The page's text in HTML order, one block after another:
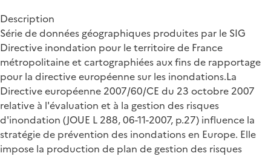
Description
Série de données géographiques produites par le SIG
Directive inondation pour le territoire de France
métropolitaine et cartographiées aux fins de rapportage
pour la directive européenne sur les inondations.La
Directive européenne 2007/60/CE du 23 octobre 2007
relative à l'évaluation et à la gestion des risques
d'inondation (JOUE L 288, 06-11-2007, p.27) influence la
stratégie de prévention des inondations en Europe. Elle
impose la production de plan de gestion des risques